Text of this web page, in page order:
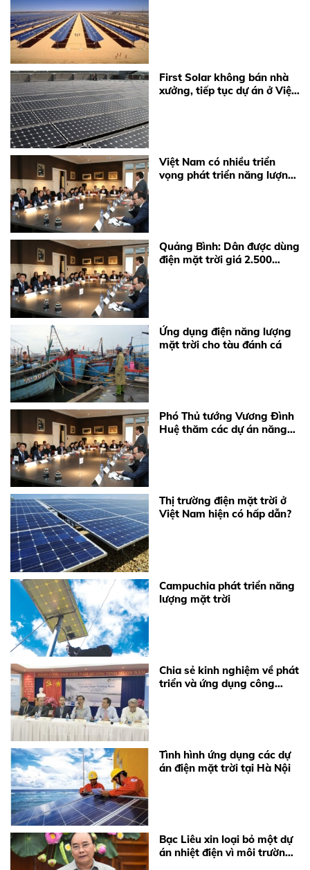
First Solar không bán nhà
xưởng, tiếp tục dự án ở Việt
Việt Nam có nhiều triển
vọng phát triển năng lượng
Quảng Bình: Dân được dùng
điện mặt trời giá 2.500
Ứng dụng điện năng lượng
mặt trời cho tàu đánh cá
Phó Thủ tướng Vương Đình
Huệ thăm các dự án năng
Thị trường điện mặt trời ở
Việt Nam hiện có hấp dẫn?
Campuchia phát triển năng
lượng mặt trời
Chia sẻ kinh nghiệm về phát
triển và ứng dụng công
Tình hình ứng dụng các dự
án điện mặt trời tại Hà Nội
Bạc Liêu xin loại bỏ một dự
án nhiệt điện vì môi trường